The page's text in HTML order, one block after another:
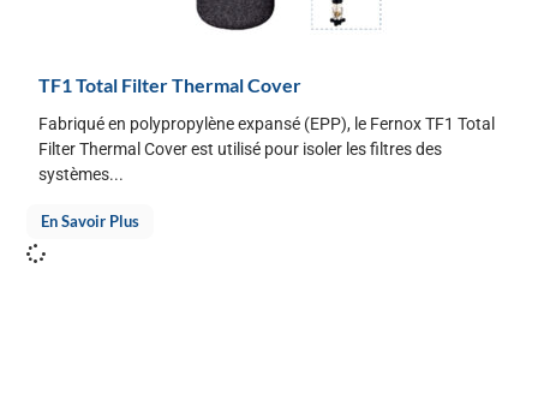
TF1 Total Filter Thermal Cover
Fabriqué en polypropylène expansé (EPP), le Fernox TF1 Total
Filter Thermal Cover est utilisé pour isoler les filtres des
systèmes...
En Savoir Plus